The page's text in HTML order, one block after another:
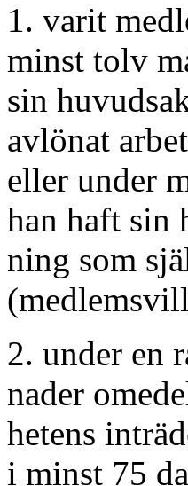
1. varit
minst tolv
sin
avlönat
eller under
han haft sin
ning som
2. under en
nader
hetens
i minst 75